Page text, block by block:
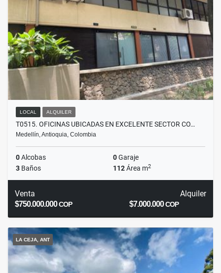
LOCAL ALQUILER
T0515. OFICINAS UBICADAS EN EXCELENTE SECTOR CO…
Medellín, Antioquia, Colombia
0Alcobas 0Garaje
3 Baños 112Área m2
Venta
$750.000.000COP
Alquiler
$7.000.000COP
LA CEJA, ANT